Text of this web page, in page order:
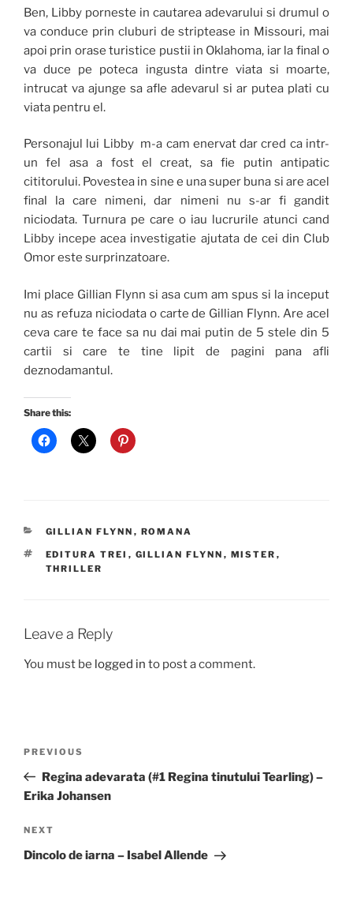
Ben, Libby porneste in cautarea adevarului si drumul o
va conduce prin cluburi de striptease in Missouri, mai
apoi prin orase turistice pustii in Oklahoma, iar la final o
va duce pe poteca ingusta dintre viata si moarte,
intrucat va ajunge sa afle adevarul si ar putea plati cu
viata pentru el.
Personajul lui Libby m-a cam enervat dar cred ca intr-
un fel asa a fost el creat, sa fie putin antipatic
cititorului. Povestea in sine e una super buna si are acel
final la care nimeni, dar nimeni nu s-ar fi gandit
niciodata. Turnura pe care o iau lucrurile atunci cand
Libby incepe acea investigatie ajutata de cei din Club
Omor este surprinzatoare.
Imi place Gillian Flynn si asa cum am spus si la inceput
nu as refuza niciodata o carte de Gillian Flynn. Are acel
ceva care te face sa nu dai mai putin de 5 stele din 5
cartii si care te tine lipit de pagini pana afli
deznodamantul.
Share this:
CATEGORIES
GILLIAN FLYNN , ROMANA
TAGS
EDITURA TREI , GILLIAN FLYNN , MISTER ,
THRILLER
Leave a Reply
You must be logged in to post a comment.
Previous
Post
PREVIOUS
Regina adevarata (#1 Regina tinutului Tearling) –
Erika Johansen
Next
Post
NEXT
Dincolo de iarna – Isabel Allende